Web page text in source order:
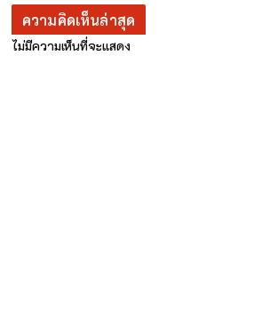
ความคิดเห็นล่าสุด
ไม่มีความเห็นที่จะแสดง